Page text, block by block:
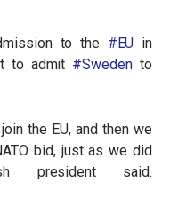
to the #EU in
to admit #Swedento
the EU, and then we
bid, just as we did
president said.